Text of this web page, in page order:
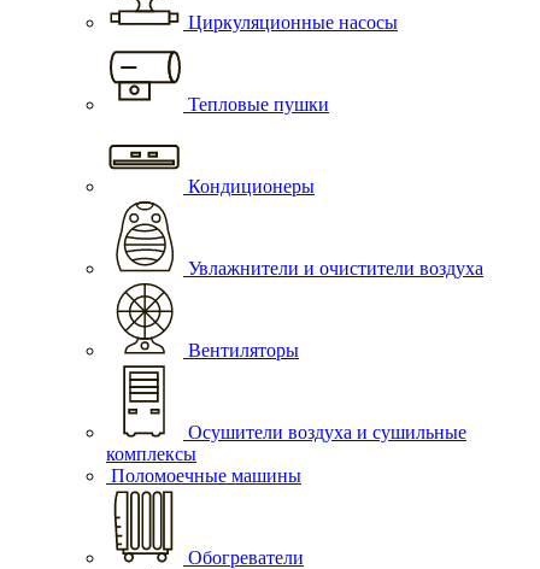
Циркуляционные насосы
Тепловые пушки
Кондиционеры
Увлажнители и очистители воздуха
Вентиляторы
Осушители воздуха и сушильные
комплексы
Поломоечные машины
Обогреватели